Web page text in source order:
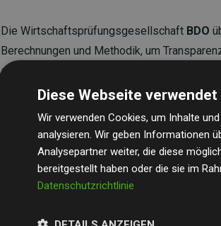
Die Wirtschaftsprüfungsgesellschaft BDO
Berechnungen und Methodik, um
sicherzustellen.
Ihre Prüfungen belegen, dass unsere
Durchschnitt200 % der geschätzten CO₂-
Websites kompensieren – ein klarer
unseres Ansatzes.
Diese Webseite
Wir verwenden Cookies, um Inhalte
analysieren. Wir geben Informationen
Analysepartner weiter, die diese
bereitgestellt haben oder die sie im
Datenschutzrichtlinie